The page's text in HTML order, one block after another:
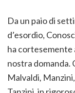
Da un paio di
d’esordio,
ha cortesemente
nostra domanda.
Malvaldi,